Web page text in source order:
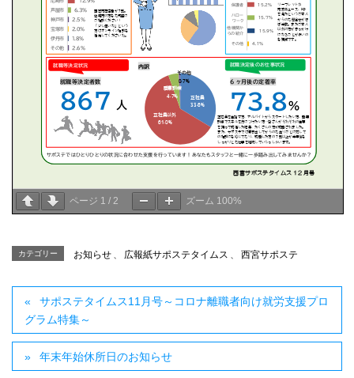
ページ 1 / 2 ズーム 100%
カテゴリー お知らせ 、 広報紙サポステタイムス 、 西宮サポステ
サポステタイムス11月号～コロナ離職者向け就労支援プロ
グラム特集～
年末年始休所日のお知らせ